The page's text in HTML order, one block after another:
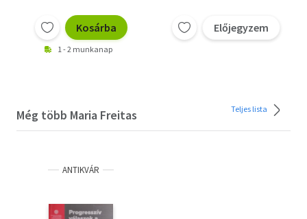
Kosárba
1 - 2 munkanap
Előjegyzem
Még több Maria Freitas Teljes lista
ANTIKVÁR